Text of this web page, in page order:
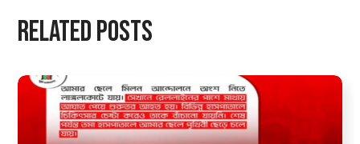
Related Posts